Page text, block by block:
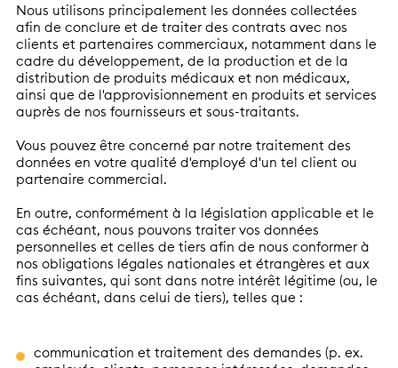
Nous utilisons principalement les données collectées
afin de conclure et de traiter des contrats avec nos
clients et partenaires commerciaux, notamment dans le
cadre du développement, de la production et de la
distribution de produits médicaux et non médicaux,
ainsi que de l'approvisionnement en produits et services
auprès de nos fournisseurs et sous-traitants.
Vous pouvez être concerné par notre traitement des
données en votre qualité d'employé d'un tel client ou
partenaire commercial.
En outre, conformément à la législation applicable et le
cas échéant, nous pouvons traiter vos données
personnelles et celles de tiers afin de nous conformer à
nos obligations légales nationales et étrangères et aux
fins suivantes, qui sont dans notre intérêt légitime (ou, le
cas échéant, dans celui de tiers), telles que :
communication et traitement des demandes (p. ex.